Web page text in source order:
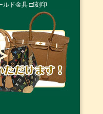
ルド金具 □I刻印